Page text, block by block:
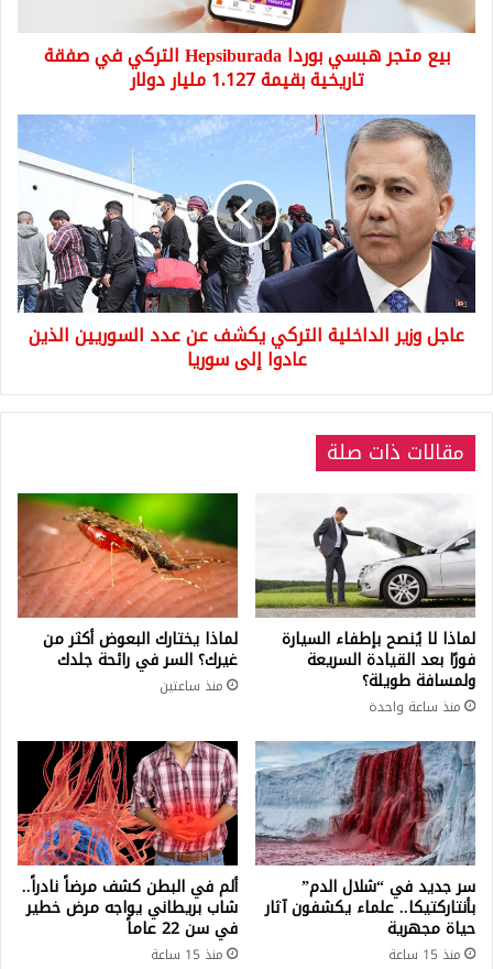
تاريخية
بقيمة
دولار
بيع متجر هبسي بوردا Hepsiburada التركي في صفقة
تاريخية بقيمة 1.127 مليار دولار
الداخلية
التركي
يكشف
عن
عدد
السوريين
الذين
عادوا
عاجل وزير الداخلية التركي يكشف عن عدد السوريين الذين
عادوا إلى سوريا
مقالات ذات صلة
لماذا لا يُنصح بإطفاء السيارة
فورًا بعد القيادة السريعة
ولمسافة طويلة؟
منذ ساعة واحدة
لماذا يختارك البعوض أكثر من
غيرك؟ السر في رائحة جلدك
منذ ساعتين
سر جديد في “شلال الدم”
بأنتاركتيكا.. علماء يكشفون آثار
حياة مجهرية
منذ 15 ساعة
ألم في البطن كشف مرضاً نادراً..
شاب بريطاني يواجه مرض خطير
في سن 22 عاماً
منذ 15 ساعة